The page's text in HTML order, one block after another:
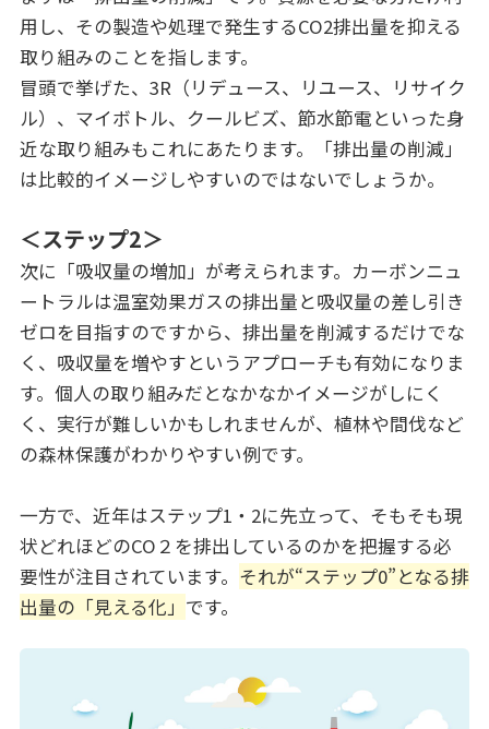
用し、その製造や処理で発生するCO2排出量を抑える
取り組みのことを指します。
冒頭で挙げた、3R（リデュース、リユース、リサイク
ル）、マイボトル、クールビズ、節水節電といった身
近な取り組みもこれにあたります。「排出量の削減」
は比較的イメージしやすいのではないでしょうか。
＜ステップ2＞
次に「吸収量の増加」が考えられます。カーボンニュ
ートラルは温室効果ガスの排出量と吸収量の差し引き
ゼロを目指すのですから、排出量を削減するだけでな
く、吸収量を増やすというアプローチも有効になりま
す。個人の取り組みだとなかなかイメージがしにく
く、実行が難しいかもしれませんが、植林や間伐など
の森林保護がわかりやすい例です。
一方で、近年はステップ1・2に先立って、そもそも現
状どれほどのCO２を排出しているのかを把握する必
要性が注目されています。 それが“ステップ0”となる排
出量の「見える化」 です。